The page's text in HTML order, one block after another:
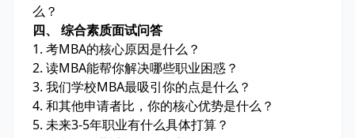
么？
四、 综合素质面试问答
1. 考MBA的核心原因是什么？
2. 读MBA能帮你解决哪些职业困惑？
3. 我们学校MBA最吸引你的点是什么？
4. 和其他申请者比，你的核心优势是什么？
5. 未来3-5年职业有什么具体打算？